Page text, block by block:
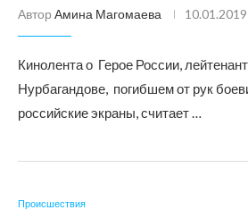
Автор Амина Магомаева 10.01.2019
Кинолента о Герое России,
Нурбагандове, погибшем от рук
российские экраны, считает …
Происшествия